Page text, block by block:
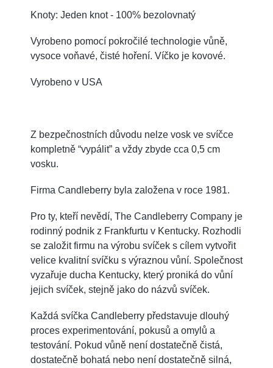
Knoty: Jeden knot - 100% bezolovnatý
Vyrobeno pomocí pokročilé technologie vůně,
vysoce voňavé, čisté hoření. Víčko je kovové.
Vyrobeno v USA
Z bezpečnostních důvodu nelze vosk ve svíčce
kompletně “vypálit” a vždy zbyde cca 0,5 cm
vosku.
Firma Candleberry byla založena v roce 1981.
Pro ty, kteří nevědí, The Candleberry Company je
rodinný podnik z Frankfurtu v Kentucky. Rozhodli
se založit firmu na výrobu svíček s cílem vytvořit
velice kvalitní svíčku s výraznou vůní. Společnost
vyzařuje ducha Kentucky, který proniká do vůní
jejich svíček, stejně jako do názvů svíček.
Každá svíčka Candleberry představuje dlouhý
proces experimentování, pokusů a omylů a
testování. Pokud vůně není dostatečně čistá,
dostatečně bohatá nebo není dostatečně silná,